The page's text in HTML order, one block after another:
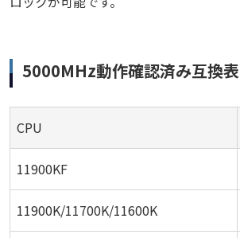
5000MHz動作確認済み互換表
CPU
11900KF
11900K/11700K/11600K